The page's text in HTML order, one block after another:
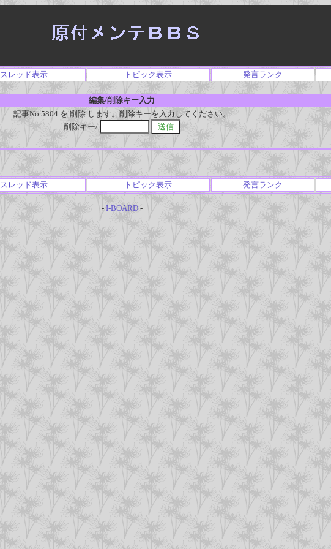
スレッド表示 トピック表示 発言ランク
編集/削除キー入力
記事No.5804 を 削除 します。削除キーを入力してください。
削除キー/
スレッド表示 トピック表示 発言ランク
- I-BOARD-